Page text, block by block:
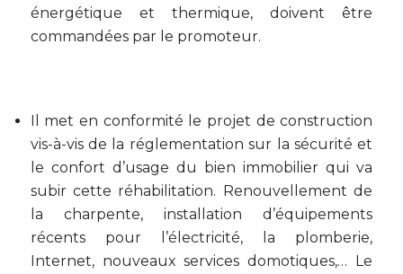
énergétique et thermique, doivent être
commandées par le promoteur.
Il met en conformité le projet de construction
vis-à-vis de la réglementation sur la sécurité et
le confort d’usage du bien immobilier qui va
subir cette réhabilitation. Renouvellement de
la charpente, installation d’équipements
récents pour l’électricité, la plomberie,
Internet, nouveaux services domotiques,… Le